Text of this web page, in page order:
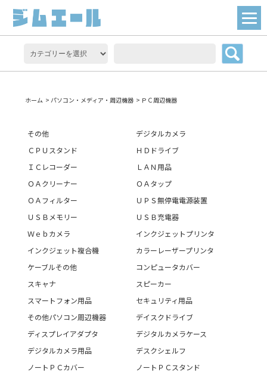
ホーム >パソコン・メディア・周辺機器 > ＰＣ周辺機器
その他
デジタルカメラ
ＣＰＵスタンド
ＨＤドライブ
ＩＣレコーダー
ＬＡＮ用品
ＯＡクリーナー
ＯＡタップ
ＯＡフィルター
ＵＰＳ無停電電源装置
ＵＳＢメモリー
ＵＳＢ充電器
Ｗｅｂカメラ
インクジェットプリンタ
インクジェット複合機
カラーレーザープリンタ
ケーブルその他
コンピュータカバー
スキャナ
スピーカー
スマートフォン用品
セキュリティ用品
その他パソコン周辺機器
デイスクドライブ
ディスプレイアダプタ
デジタルカメラケース
デジタルカメラ用品
デスクシェルフ
ノートＰＣカバー
ノートＰＣスタンド